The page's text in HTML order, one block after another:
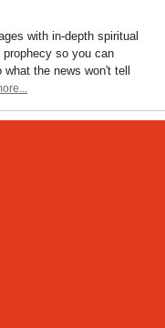
with in-depth spiritual
so you can
the news won't tell